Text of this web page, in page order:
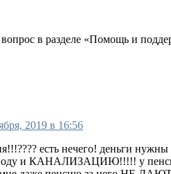
в разделе «Помощь и
2019 в 16:56
есть нечего! деньги
и КАНАЛИЗАЦИЮ!!!!! у